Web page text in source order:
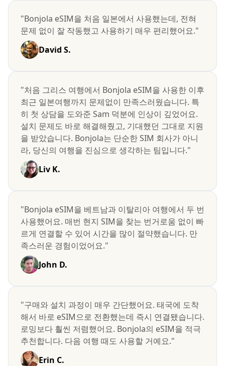
"Bonjola eSIM을 처음 일본에서 사용했는데, 전혀
문제 없이 잘 작동했고 사용하기 매우 편리했어요."
David S.
"처음 그리스 여행에서 Bonjola eSIM을 사용한 이후
최근 일본여행까지 문제없이 만족스러웠습니다. 특
히 첫 상담을 도와준 Sam 덕분에 인상이 깊었어요.
설치 문제도 바로 해결해줬고, 기대했던 그대로 지원
을 받았습니다. Bonjola는 단순한 SIM 회사가 아니
라, 당신의 여행을 진심으로 생각하는 팀입니다."
Liv K.
"Bonjola eSIM을 베트남과 이탈리아 여행에서 두 번
사용했어요. 매번 현지 SIM을 찾는 번거로움 없이 빠
르게 연결할 수 있어 시간을 많이 절약했습니다. 만
족스러운 경험이었어요."
John D.
"구매와 설치 과정이 매우 간단했어요. 태국에 도착
해서 바로 eSIM으로 전환했는데 즉시 연결됐습니다.
로밍보다 훨씬 저렴했어요. Bonjola의 eSIM을 적극
추천합니다. 다음 여행 때도 사용할 거예요."
Erin C.